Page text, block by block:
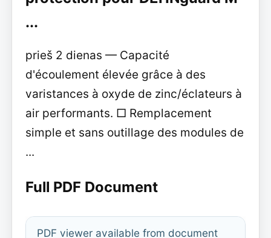
...
prieš 2 dienas — Capacité
d'écoulement élevée grâce à des
varistances à oxyde de zinc/éclateurs à
air performants. □ Remplacement
simple et sans outillage des modules de
...
Full PDF Document
PDF viewer available from document